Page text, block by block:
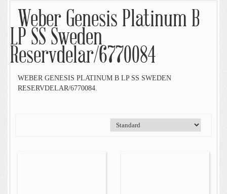
Weber Genesis Platinum B
LP SS Sweden
Reservdelar/6770084
WEBER GENESIS PLATINUM B LP SS SWEDEN
RESERVDELAR/6770084.